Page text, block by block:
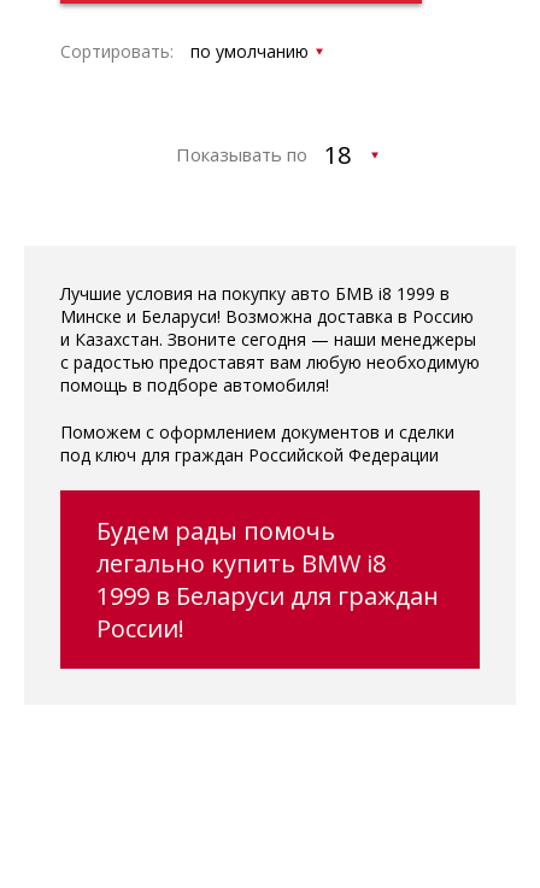
Сортировать:
Показывать по
Лучшие условия на покупку авто БМВ i8 1999 в
Минске и Беларуси! Возможна доставка в Россию
и Казахстан. Звоните сегодня — наши менеджеры
с радостью предоставят вам любую необходимую
помощь в подборе автомобиля!
Поможем с оформлением документов и сделки
под ключ для граждан Российской Федерации
Будем рады помочь
легально купить BMW i8
1999 в Беларуси для граждан
России!